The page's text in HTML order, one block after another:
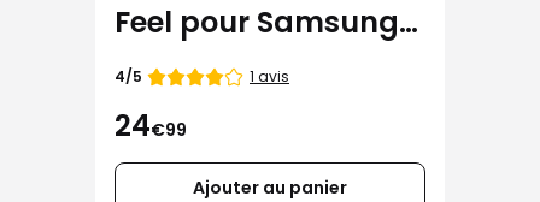
Feel pour Samsung
Galaxy A57
Note
4/5 1 avis
24€99
Ajouter au panier